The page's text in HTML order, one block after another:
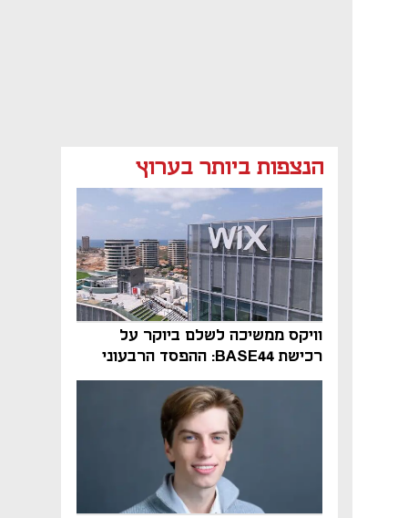
הנצפות ביותר בערוץ
וויקס ממשיכה לשלם ביוקר על
רכישת BASE44: ההפסד הרבעוני
זינק ל-76 מיליון דולר